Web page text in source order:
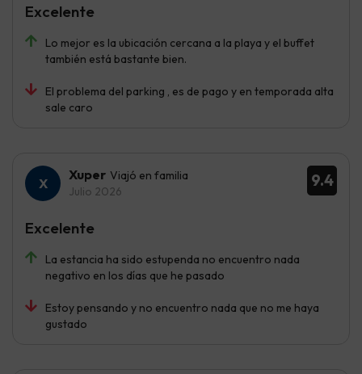
Lo mejor es la ubicación cercana a la playa y el buffet
también está bastante bien.
El problema del parking , es de pago y en temporada alta
sale caro
Excelente
9.4
Xuper Viajó en familia
Julio 2026
La estancia ha sido estupenda no encuentro nada
negativo en los días que he pasado
Estoy pensando y no encuentro nada que no me haya
gustado
Excelente